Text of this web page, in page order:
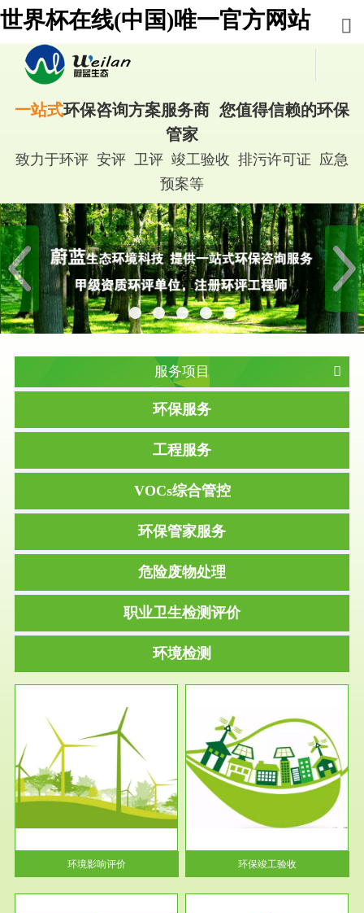
世界杯在线(中国)唯一官方网站
一站式环保咨询方案服务商 您值得信赖的环保
管家
致力于环评 安评 卫评 竣工验收 排污许可证 应急
预案等
服务项目
环保服务
工程服务
VOCs综合管控
环保管家服务
危险废物处理
职业卫生检测评价
环境检测
环境影响评价
服务范围
环保竣工验收
根据《建设项目环境保护管理条
例》第十七条 编制环境影响报
告书、...
环保竣工验收